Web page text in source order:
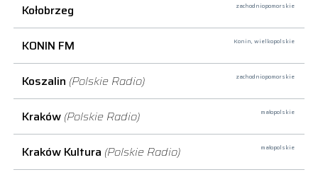
Kołobrzeg zachodniopomorskie
KONIN FM Konin, wielkopolskie
Koszalin (Polskie Radio) zachodniopomorskie
Kraków (Polskie Radio) małopolskie
Kraków Kultura (Polskie Radio) małopolskie